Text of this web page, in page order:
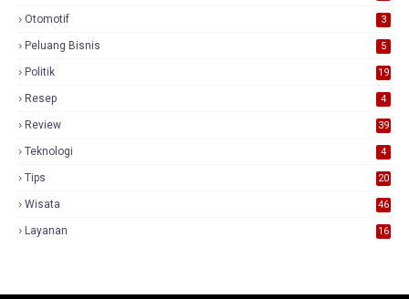
Otomotif 3
Peluang Bisnis 5
Politik 19
Resep 4
Review
39
Teknologi 4
Tips 20
Wisata 46
Layanan 16